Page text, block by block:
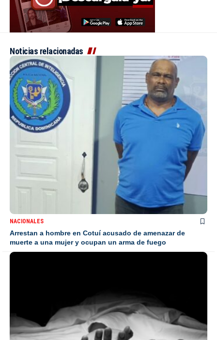
Noticias relacionadas
NACIONALES
Arrestan a hombre en Cotuí acusado de amenazar de
muerte a una mujer y ocupan un arma de fuego